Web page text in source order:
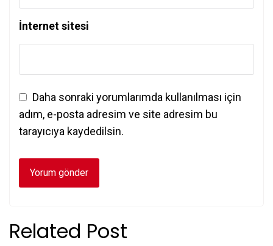
İnternet sitesi
Daha sonraki yorumlarımda kullanılması için
adım, e-posta adresim ve site adresim bu
tarayıcıya kaydedilsin.
Related Post